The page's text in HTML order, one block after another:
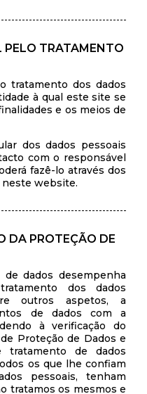
PELO TRATAMENTO
tratamento dos dados
à qual este site se
e os meios de
dos dados pessoais
com o responsável
fazê-lo através dos
website.
DA PROTEÇÃO DE
dados desempenha
dos dados
outros aspetos, a
de dados com a
à verificação do
Proteção de Dados e
tratamento de dados
os que lhe confiam
pessoais, tenham
tratamos os mesmos e